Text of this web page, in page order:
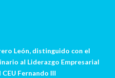
León, distinguido con el
al Liderazgo Empresarial
Fernando III